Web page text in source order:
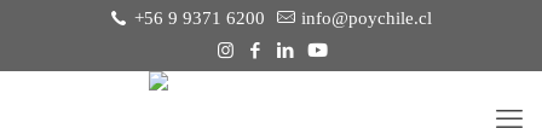
+56 9 9371 6200 info@poychile.cl